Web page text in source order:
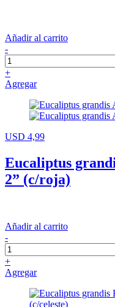
Añadir al carrito
-
+
Agregar
USD 4,99
Eucaliptus
2” (c/roja)
Añadir al carrito
-
+
Agregar